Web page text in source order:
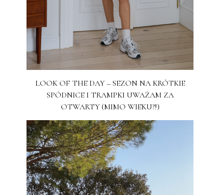
LOOK OF THE DAY – SEZON NA KRÓTKIE
SPÓDNICE I TRAMPKI UWAŻAM ZA
OTWARTY (MIMO WIEKU?!)